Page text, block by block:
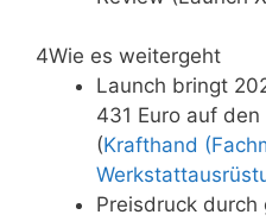
4Wie es weitergeht
Launch bringt
431 Euro auf
(Krafthand
Preisdruck